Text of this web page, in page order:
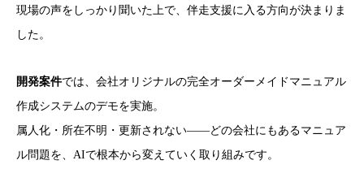
現場の声をしっかり聞いた上で、伴走支援に入る方向が決まりま
した。
開発案件では、会社オリジナルの完全オーダーメイドマニュアル
作成システムのデモを実施。
属人化・所在不明・更新されない——どの会社にもあるマニュア
ル問題を、AIで根本から変えていく取り組みです。